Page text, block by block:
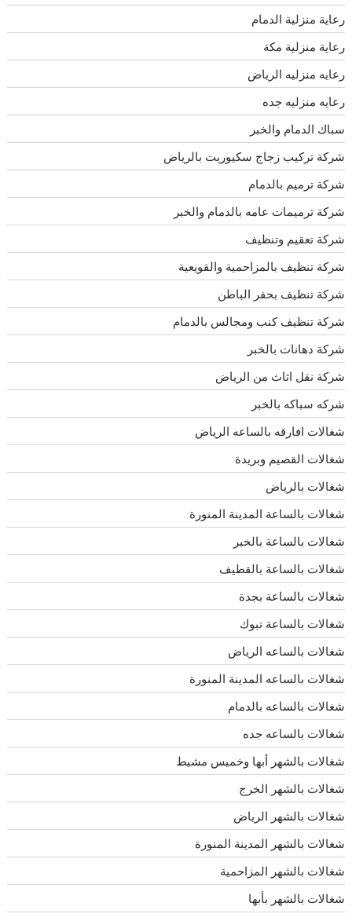
رعاية منزلية الدمام
رعاية منزلية مكة
رعايه منزليه الرياض
رعايه منزليه جده
سباك الدمام والخبر
شركة تركيب زجاج سكيوريت بالرياض
شركة ترميم بالدمام
شركة ترميمات عامه بالدمام والخبر
شركة تعقيم وتنظيف
شركة تنظيف بالمزاحمية والقويعية
شركة تنظيف بحفر الباطن
شركة تنظيف كنب ومجالس بالدمام
شركة دهانات بالخبر
شركة نقل اثاث من الرياض
شركه سباكه بالخبر
شغالات افارقه بالساعه الرياض
شغالات القصيم وبريدة
شغالات بالرياض
شغالات بالساعة المدينة المنورة
شغالات بالساعة بالخبر
شغالات بالساعة بالقطيف
شغالات بالساعة بجدة
شغالات بالساعة تبوك
شغالات بالساعه الرياض
شغالات بالساعه المدينة المنورة
شغالات بالساعه بالدمام
شغالات بالساعه جده
شغالات بالشهر أبها وخميس مشيط
شغالات بالشهر الخرج
شغالات بالشهر الرياض
شغالات بالشهر المدينة المنورة
شغالات بالشهر المزاحمية
شغالات بالشهر بأبها